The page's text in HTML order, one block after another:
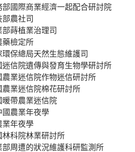
國際商業經濟一起配合研討院
農社司
蒔植業治理司
檢定所
保總局天然生態維護司
信院遺傳與發育生物學研討所
業迷信院作物迷信研討所
業迷信院棉花研討所
帶農業迷信院
國農業年夜學
年夜學
科院林業研討所
周遭的狀況維護科研監測所